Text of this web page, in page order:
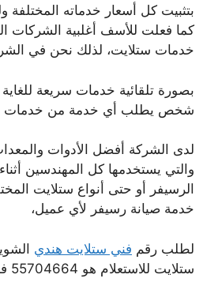
بتثبيت كل أسعار خدماته المختلفة
كما فعلت للأسف أغلبية الشركات
خدمات ستلايت، لذلك نحن في
بصورة تلقائية خدمات سريعة
شخص يطلب أي خدمة من خدمات
لدى الشركة أفضل الأدوات
والتي يستخدمها كل المهندسين
الرسيفر أو حتى أنواع ستلايت
خدمة صيانة رسيفر لأي عميل،
لطلب رقم فني ستلايت هندي
ستلايت للاستعلام هو 55704664 فنى الستلايت.